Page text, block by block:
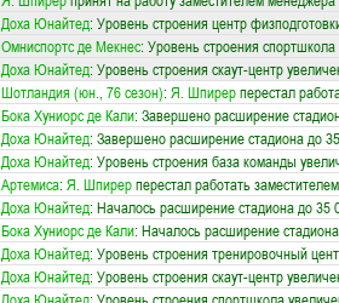
Доха Юнайтед: Уровень строения центр
Омниспортc де Мекнес: Уровень строения
Доха Юнайтед: Уровень строения скаут-центр
Шотландия (юн., 76 сезон): Я. Шпирерперестал
Бока Хуниорс де Кали: Завершено расширение
Доха Юнайтед: Завершено расширение стадиона до
Доха Юнайтед: Уровень строения база команды
Артемиса: Я. Шпирерперестал работать
Доха Юнайтед: Началось расширение стадиона до 35
Бока Хуниорс де Кали: Началось расширение
Доха Юнайтед: Уровень строения тренировочный
Доха Юнайтед: Уровень строения скаут-центр